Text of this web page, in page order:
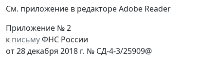
См. приложение в редакторе Adobe Reader
Приложение № 2
к письмуФНС России
от 28 декабря 2018 г. № СД-4-3/25909@